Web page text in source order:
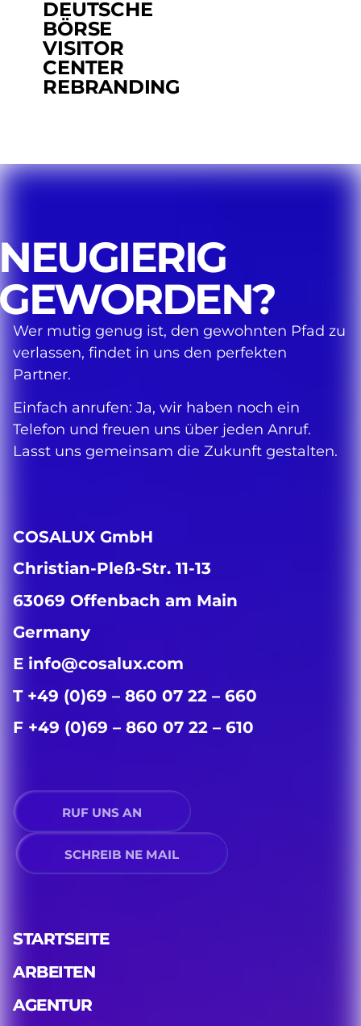
DEUTSCHE
BÖRSE
VISITOR
CENTER
REBRANDING
Wer mutig genug ist, den gewohnten Pfad zu
verlassen, findet in uns den perfekten
Partner.
Einfach anrufen: Ja, wir haben noch ein
Telefon und freuen uns über jeden Anruf.
Lasst uns gemeinsam die Zukunft gestalten.
COSALUX GmbH
Christian-Pleß-Str. 11-13
63069 Offenbach am Main
Germany
E info@cosalux.com
T +49 (0)69 – 860 07 22 – 660
F +49 (0)69 – 860 07 22 – 610
RUF UNS AN
SCHREIB NE MAIL
STARTSEITE
ARBEITEN
AGENTUR